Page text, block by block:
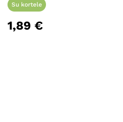
Su kortele
1,89 €